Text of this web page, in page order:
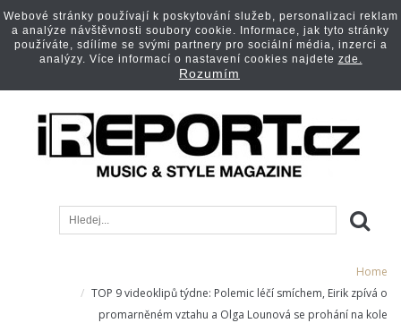
Home
TOP 9 videoklipů týdne: Polemic léčí smíchem, Eirik zpívá o
promarněném vztahu a Olga Lounová se prohání na kole
Webové stránky používají k poskytování služeb, personalizaci reklam
a analýze návštěvnosti soubory cookie. Informace, jak tyto stránky
používáte, sdílíme se svými partnery pro sociální média, inzerci a
analýzy. Více informací o nastavení cookies najdete zde.
Rozumím